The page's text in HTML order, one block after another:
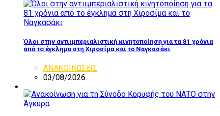
Όλοι στην αντιιμπεριαλιστική κινητοποίηση για τα 81 χρόνια
από το έγκλημα στη Χιροσίμα και το Ναγκασάκι
ΑΝΑΚΟΙΝΩΣΕΙΣ
03/08/2026